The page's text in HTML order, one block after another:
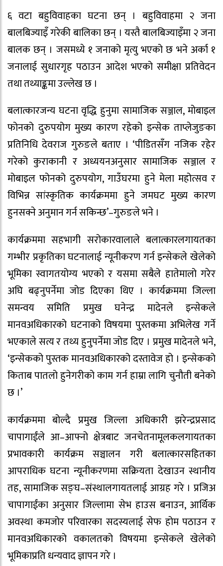
६ वटा बहुविवाहका घटना छन् । बहुविवाहमा २ जना
बालबिज्याइँ गरेकी बालिका छन् । यस्तै बालबिज्याइँमा २ जना
बालक छन् । जसमध्ये १ जनाको मृत्यु भएको छ भने अर्का १
जनालाई सुधारगृह पठाउन आदेश भएको समीक्षा प्रतिवेदन
तथा तथ्याङ्कमा उल्लेख छ ।
बलात्कारजन्य घटना वृद्धि हुनुमा सामाजिक सञ्जाल, मोबाइल
फोनको दुरुपयोग मुख्य कारण रहेको इन्सेक ताप्लेजुङका
प्रतिनिधि देवराज गुरुङले बताए । ‘पीडितसँग नजिक रहेर
गरेको कुराकानी र अध्ययनअनुसार सामाजिक सञ्जाल र
मोबाइल फोनको दुरुपयोग, गाउँघरमा हुने मेला महोत्सव र
विभिन्न सांस्कृतिक कार्यक्रममा हुने जमघट मुख्य कारण
हुनसक्ने अनुमान गर्न सकिन्छ’–गुरुङले भने ।
कार्यक्रममा सहभागी सरोकारवालाले बलात्कारलगायतका
गम्भीर प्रकृतिका घटनालाई न्यूनीकरण गर्न इन्सेकले खेलेको
भूमिका स्वागतयोग्य भएको र यसमा सबैले हातेमालो गरेर
अघि बढ्नुपर्नेमा जोड दिएका थिए । कार्यक्रममा जिल्ला
समन्वय समिति प्रमुख घनेन्द्र मादेनले इन्सेकले
मानवअधिकारको घटनाको विषयमा पुस्तकमा अभिलेख गर्ने
भएकाले सत्य र तथ्य हुनुपर्नेमा जोड दिए । प्रमुख मादेनले भने,
‘इन्सेकको पुस्तक मानवअधिकारको दस्तावेज हो । इन्सेकको
किताब पातलो हुनेगरीको काम गर्न हाम्रा लागि चुनौती बनेको
छ ।’
कार्यक्रममा बोल्दै प्रमुख जिल्ला अधिकारी झरेन्द्रप्रसाद
चापागाईंले आ–आफ्नो क्षेत्रबाट जनचेतनामूलकलगायतका
प्रभावकारी कार्यक्रम सञ्चालन गरी बलात्कारसहितका
आपराधिक घटना न्यूनीकरणमा सक्रियता देखाउन स्थानीय
तह, सामाजिक सङ्घ–संस्थालगायतलाई आग्रह गरे । प्रजिअ
चापागाईंका अनुसार जिल्लामा सेभ हाउस बनाउन, आर्थिक
अवस्था कमजोर परिवारका सदस्यलाई सेफ होम पठाउन र
मानवअधिकारको वकालतको विषयमा इन्सेकले खेलेको
भूमिकाप्रति धन्यवाद ज्ञापन गरे ।